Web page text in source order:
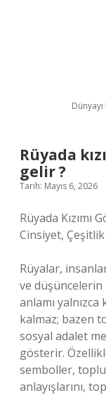
Rüyada
gelir ?
Tarih: Mayıs 6, 2026
Rüyada
Cinsiyet, Çeşitlik
Rüyalar,
ve düşüncelerin
anlamı
kalmaz; bazen
sosyal adalet
gösterir.
semboller,
anlayışlarını,